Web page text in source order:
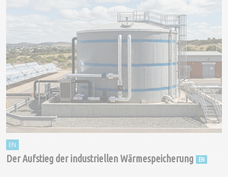
Der Aufstieg der industriellen Wärmespeicherung